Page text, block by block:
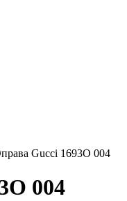
Gucci 1693O 004
004